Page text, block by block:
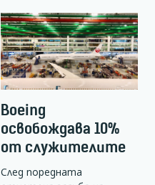
Boeing
освобождава 10%
от служителите
След поредната